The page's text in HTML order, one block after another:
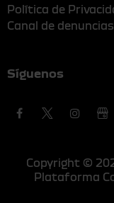
Política de
Canal de denuncias
Síguenos
Copyright ©
Plataforma